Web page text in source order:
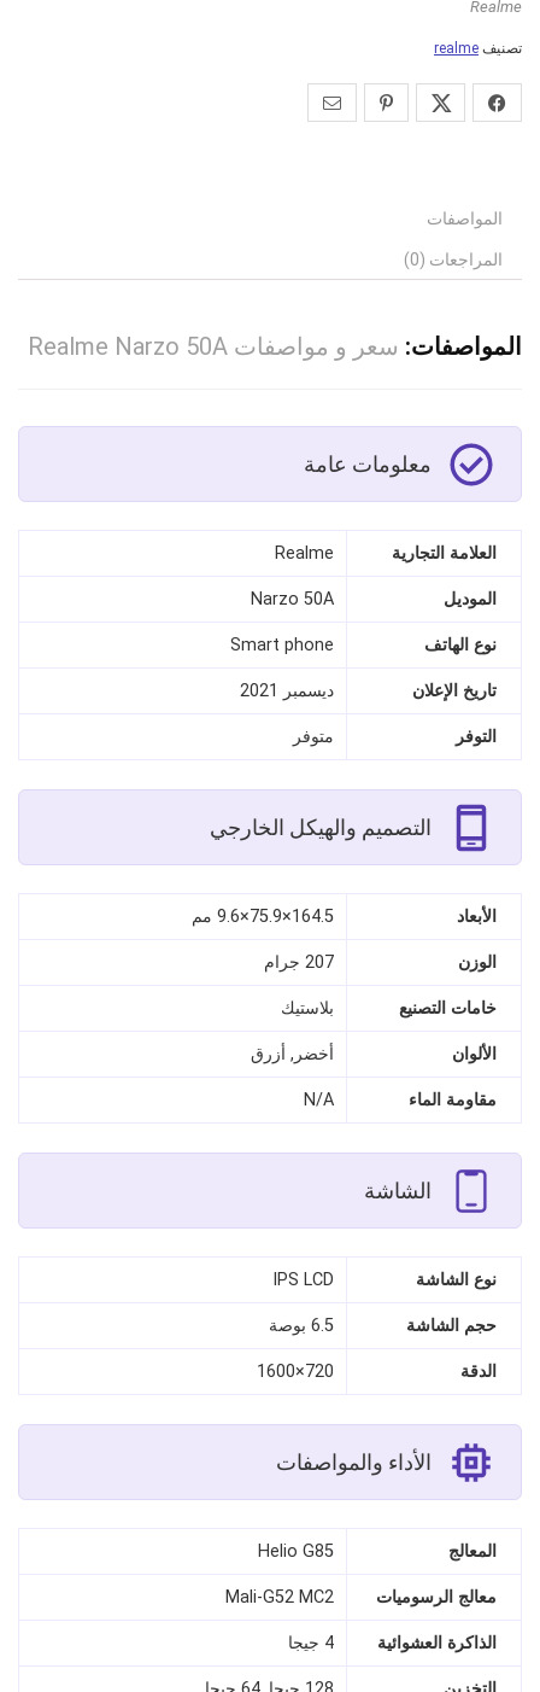
Realme
تصنيف realme
المواصفات
المراجعات (0)
المواصفات: سعر و مواصفات Realme Narzo 50A
معلومات عامة
العلامة التجارية Realme
الموديل Narzo 50A
نوع الهاتف Smart phone
تاريخ الإعلان ديسمبر 2021
التوفر متوفر
التصميم والهيكل الخارجي
الأبعاد 164.5×75.9×9.6 مم
الوزن 207 جرام
خامات التصنيع بلاستيك
الألوان أخضر, أزرق
مقاومة الماء N/A
الشاشة
نوع الشاشة IPS LCD
حجم الشاشة 6.5 بوصة
الدقة 720×1600
الأداء والمواصفات
المعالج Helio G85
معالج الرسوميات Mali-G52 MC2
الذاكرة العشوائية 4 جيجا